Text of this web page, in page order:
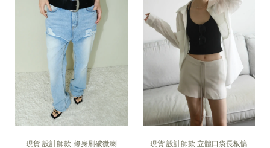
現貨 設計師款-修身刷破微喇
現貨 設計師款 立體口袋長板慵